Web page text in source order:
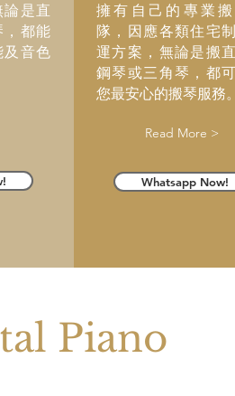
是直
，都能
及音色
擁有自己的專業
隊，因應各類住宅
運方案，無論是搬
鋼琴或三角琴，都
您最安心的搬琴服務。
Read More >
Whatsapp Now!
Piano